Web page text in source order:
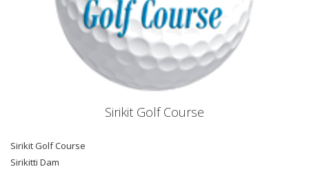
Sirikit Golf Course
Sirikit Golf Course
Sirikitti Dam